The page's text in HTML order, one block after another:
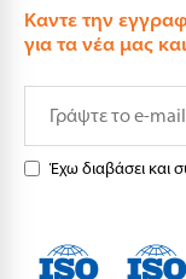
Καντε την
για τα νέα μας
Έχω διαβάσει και